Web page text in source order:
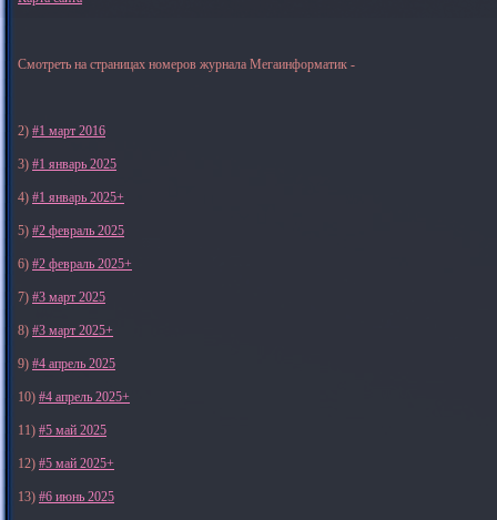
Смотреть на страницах номеров журнала Мегаинформатик -
2) #1 март 2016
3) #1 январь 2025
4) #1 январь 2025+
5) #2 февраль 2025
6) #2 февраль 2025+
7) #3 март 2025
8) #3 март 2025+
9) #4 апрель 2025
10) #4 апрель 2025+
11) #5 май 2025
12) #5 май 2025+
13) #6 июнь 2025